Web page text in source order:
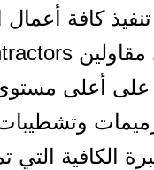
كافة أعمال
أعلى
الكافية التي